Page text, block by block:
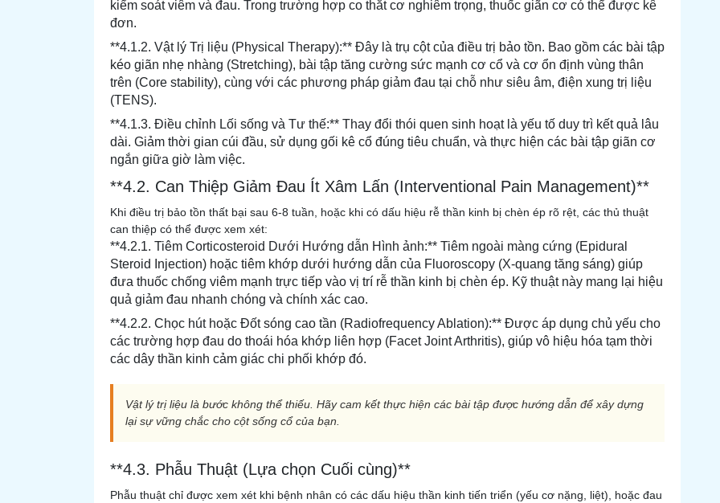
kiểm soát viêm và đau. Trong trường hợp co thắt cơ nghiêm trọng, thuốc giãn cơ có thể được kê
đơn.
**4.1.2. Vật lý Trị liệu (Physical Therapy):** Đây là trụ cột của điều trị bảo tồn. Bao gồm các bài tập
kéo giãn nhẹ nhàng (Stretching), bài tập tăng cường sức mạnh cơ cổ và cơ ổn định vùng thân
trên (Core stability), cùng với các phương pháp giảm đau tại chỗ như siêu âm, điện xung trị liệu
(TENS).
**4.1.3. Điều chỉnh Lối sống và Tư thế:** Thay đổi thói quen sinh hoạt là yếu tố duy trì kết quả lâu
dài. Giảm thời gian cúi đầu, sử dụng gối kê cổ đúng tiêu chuẩn, và thực hiện các bài tập giãn cơ
ngắn giữa giờ làm việc.
**4.2. Can Thiệp Giảm Đau Ít Xâm Lấn (Interventional Pain Management)**
Khi điều trị bảo tồn thất bại sau 6-8 tuần, hoặc khi có dấu hiệu rễ thần kinh bị chèn ép rõ rệt, các thủ thuật
can thiệp có thể được xem xét:
**4.2.1. Tiêm Corticosteroid Dưới Hướng dẫn Hình ảnh:** Tiêm ngoài màng cứng (Epidural
Steroid Injection) hoặc tiêm khớp dưới hướng dẫn của Fluoroscopy (X-quang tăng sáng) giúp
đưa thuốc chống viêm mạnh trực tiếp vào vị trí rễ thần kinh bị chèn ép. Kỹ thuật này mang lại hiệu
quả giảm đau nhanh chóng và chính xác cao.
**4.2.2. Chọc hút hoặc Đốt sóng cao tần (Radiofrequency Ablation):** Được áp dụng chủ yếu cho
các trường hợp đau do thoái hóa khớp liên hợp (Facet Joint Arthritis), giúp vô hiệu hóa tạm thời
các dây thần kinh cảm giác chi phối khớp đó.
Vật lý trị liệu là bước không thể thiếu. Hãy cam kết thực hiện các bài tập được hướng dẫn để xây dựng
lại sự vững chắc cho cột sống cổ của bạn.
**4.3. Phẫu Thuật (Lựa chọn Cuối cùng)**
Phẫu thuật chỉ được xem xét khi bệnh nhân có các dấu hiệu thần kinh tiến triển (yếu cơ nặng, liệt), hoặc đau